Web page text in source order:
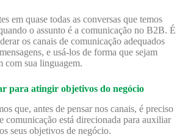
em quase todas as conversas que temos
o assunto é a comunicação no B2B. É
os canais de comunicação adequados
e usá-los de forma que sejam
com sua linguagem.
para atingir objetivos do negócio
que, antes de pensar nos canais, é preciso
comunicação está direcionada para auxiliar
seus objetivos de negócio.